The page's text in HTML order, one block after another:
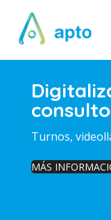
Turnos,
MÁS